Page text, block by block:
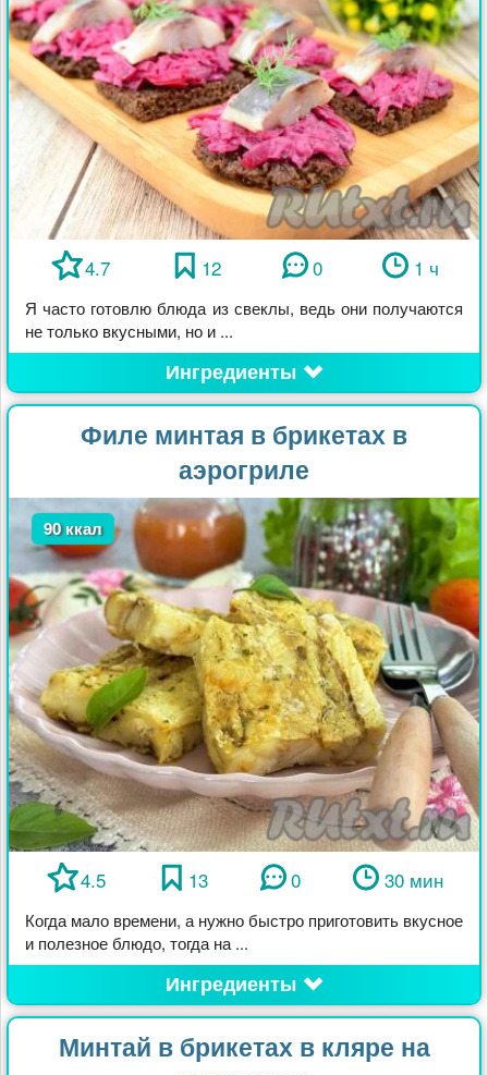
4.7 12 0 1 ч
Я часто готовлю блюда из свеклы, ведь они получаются
не только вкусными, но и ...
Ингредиенты
Филе минтая в брикетах в
аэрогриле
90 ккал
4.5 13 0 30 мин
Когда мало времени, а нужно быстро приготовить вкусное
и полезное блюдо, тогда на ...
Ингредиенты
Минтай в брикетах в кляре на